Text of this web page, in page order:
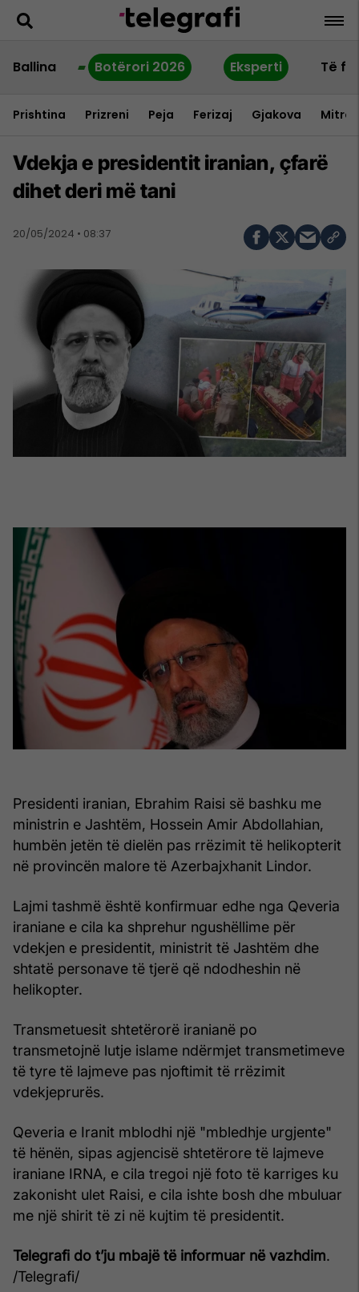
Ballina Botërori 2026 Eksperti Të
Prishtina Prizreni Peja Ferizaj Gjakova
Vdekja e presidentit iranian, çfarë
dihet deri më tani
20/05/2024 • 08:37
Presidenti iranian, Ebrahim Raisi së bashku me
ministrin e Jashtëm, Hossein Amir Abdollahian,
humbën jetën të dielën pas rrëzimit të helikopterit
në provincën malore të Azerbajxhanit Lindor.
Lajmi tashmë është konfirmuar edhe nga Qeveria
iraniane e cila ka shprehur ngushëllime për
vdekjen e presidentit, ministrit të Jashtëm dhe
shtatë personave të tjerë që ndodheshin në
helikopter.
Transmetuesit shtetërorë iranianë po
transmetojnë lutje islame ndërmjet transmetimeve
të tyre të lajmeve pas njoftimit të rrëzimit
vdekjeprurës.
Qeveria e Iranit mblodhi një "mbledhje urgjente"
të hënën, sipas agjencisë shtetërore të lajmeve
iraniane IRNA, e cila tregoi një foto të karriges ku
zakonisht ulet Raisi, e cila ishte bosh dhe mbuluar
me një shirit të zi në kujtim të presidentit.
Telegrafi do t’ju mbajë të informuar në vazhdim.
/Telegrafi/